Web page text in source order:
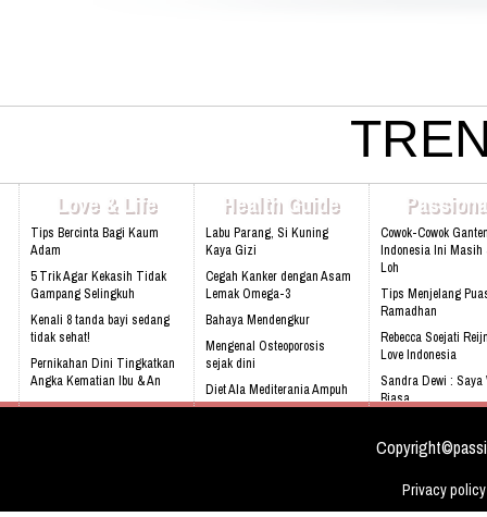
4080 Email:
Bbm: 7CD899C3 Addresh:
Park, Jl. Raya Babakan Madang
www.athinadolls.com We Bring
To All Children !! Cinta Batik
Ku Indonesia !! Klik Di Sini Untuk
Website Kami
Love & Life
Tips Bercinta Bagi Kaum
Adam
5 Trik Agar Kekasih Tidak
Gampang Selingkuh
Kenali 8 tanda bayi sedang
tidak sehat!
Pernikahan Dini Tingkatkan
Angka Kematian Ibu & An
Sering Mengalami Mimpi
Health Guide
Labu Parang, Si Kuning
Kaya Gizi
Cegah Kanker dengan Asam
Lemak Omega-3
Bahaya Mendengkur
Mengenal Osteoporosis
sejak dini
Diet Ala Mediterania Ampuh
Lawan Stroke
Cowok-Cowok
Indonesia Ini Masih
Loh
Tips Menjelang
Ramadhan
Rebecca Soejati
Love Indonesia
Sandra Dewi : Saya
Biasa
Maissy: 3 Mantan
Privacy policy